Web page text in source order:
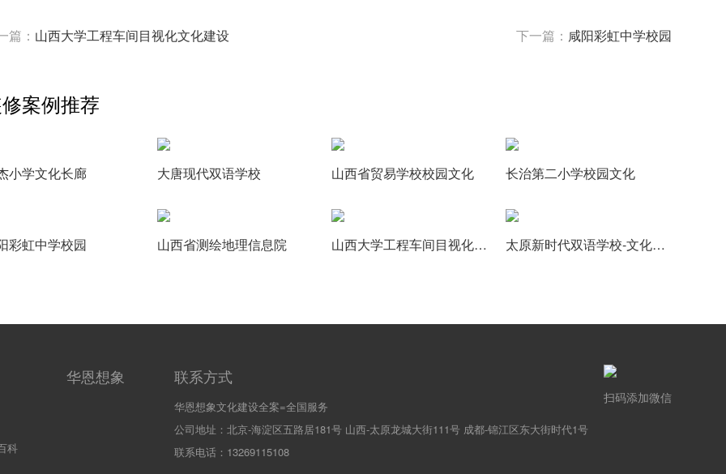
篇： 山西大学工程车间目视化文化建设 下一篇： 咸阳彩虹中学校园
案例推荐
小学文化长廊 大唐现代双语学校 山西省贸易学校校园文化 长治第二小学校园文化
彩虹中学校园 山西省测绘地理信息院 山西大学工程车间目视化文化建设 太原新时代双语学校-文化建设
科
华恩想象 联系方式
华恩想象文化建设全案=全国服务
公司地址：北京-海淀区五路居181号 山西-太原龙城大街111号 成都-锦江区东大街时代1号
联系电话：13269115108
扫码添加微信